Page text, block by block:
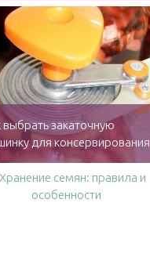
выбрать закаточную
для консервирования